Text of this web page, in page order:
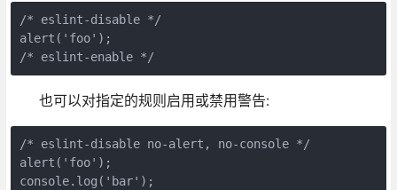
/* eslint-disable */
alert('foo');
/* eslint-enable */
也可以对指定的规则启用或禁用警告:
/* eslint-disable no-alert, no-console */
alert('foo');
console.log('bar');